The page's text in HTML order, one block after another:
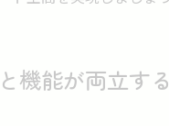
機能が両立す